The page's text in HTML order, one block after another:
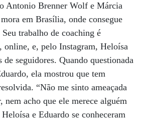
Antonio Brenner Wolf e Márcia
em Brasília, onde consegue
trabalho de coaching é
online, e, pelo Instagram, Heloísa
de seguidores. Quando questionada
ela mostrou que tem
“Não me sinto ameaçada
nem acho que ele merece alguém
e Eduardo se conheceram